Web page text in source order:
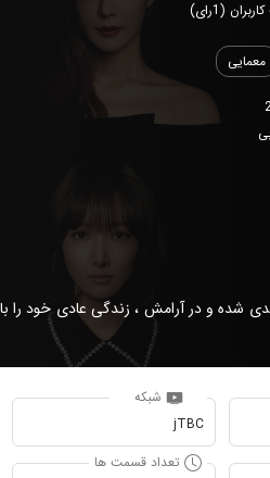
معمایی
شده و در آرامش ، زندگی عادی خود را
شبکه
jTBC
تعداد قسمت ها